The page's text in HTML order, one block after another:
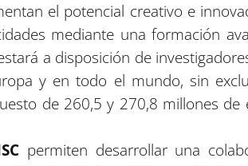
el potencial creativo e
mediante una formación
a disposición de
y en todo el mundo, sin
de 260,5 y 270,8 millones de
permiten desarrollar una